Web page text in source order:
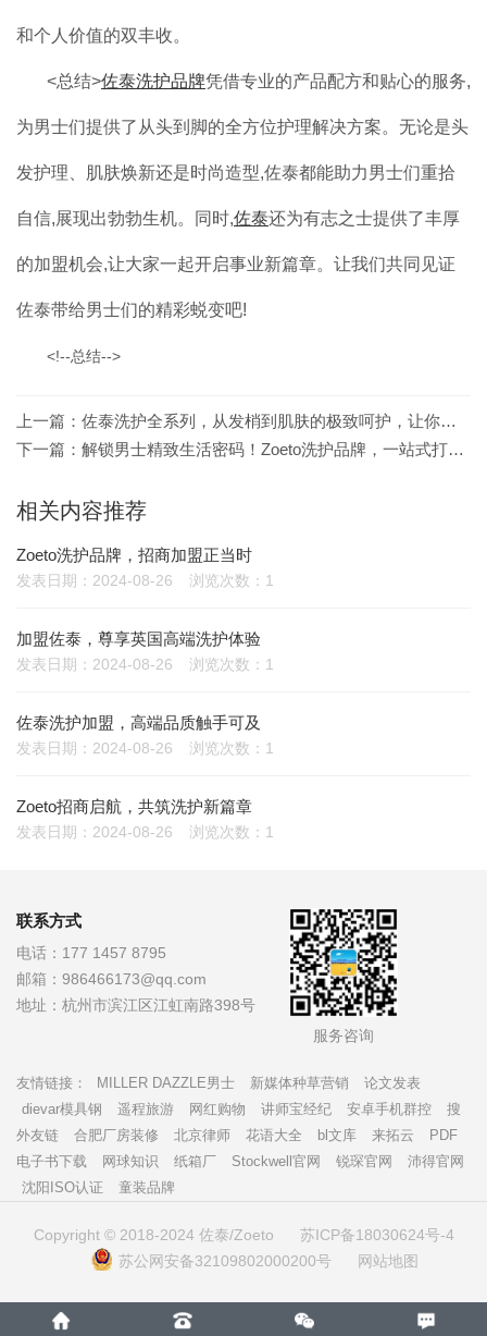
和个人价值的双丰收。
<总结>佐泰洗护品牌凭借专业的产品配方和贴心的服务,
为男士们提供了从头到脚的全方位护理解决方案。无论是头
发护理、肌肤焕新还是时尚造型,佐泰都能助力男士们重拾
自信,展现出勃勃生机。同时,佐泰还为有志之士提供了丰厚
的加盟机会,让大家一起开启事业新篇章。让我们共同见证
佐泰带给男士们的精彩蜕变吧!
<!--总结-->
上一篇： 佐泰洗护全系列，从发梢到肌肤的极致呵护，让你自信出众
下一篇： 解锁男士精致生活密码！Zoeto洗护品牌，一站式打造你的专属魅力
相关内容推荐
Zoeto洗护品牌，招商加盟正当时
发表日期：2024-08-26 浏览次数：1
加盟佐泰，尊享英国高端洗护体验
发表日期：2024-08-26 浏览次数：1
佐泰洗护加盟，高端品质触手可及
发表日期：2024-08-26 浏览次数：1
Zoeto招商启航，共筑洗护新篇章
发表日期：2024-08-26 浏览次数：1
联系方式
电话： 177 1457 8795
邮箱： 986466173@qq.com
地址： 杭州市滨江区江虹南路398号
服务咨询
友情链接： MILLER DAZZLE男士 新媒体种草营销
论文发表
dievar模具钢
遥程旅游 网红购物 讲师宝经纪 安卓手机群控
搜
外友链
合肥厂房装修 北京律师 花语大全 bl文库 来拓云
PDF
电子书下载
网球知识 纸箱厂 Stockwell官网 锐琛官网
沛得官网
沈阳ISO认证
童装品牌
Copyright © 2018-2024 佐泰/Zoeto
苏ICP备18030624号-4
苏公网安备32109802000200号
网站地图